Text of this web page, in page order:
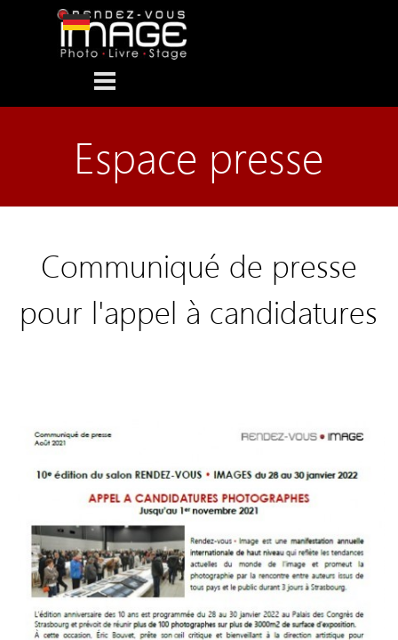
Aller au contenu
Sauter le menu
Espace presse
Communiqué de presse
pour l'appel à candidatures